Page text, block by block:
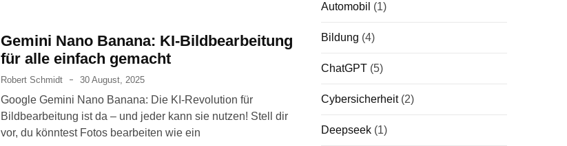
Gemini Nano Banana: KI-Bildbearbeitung
für alle einfach gemacht
Robert Schmidt 30 August, 2025
Google Gemini Nano Banana: Die KI-Revolution für
Bildbearbeitung ist da – und jeder kann sie nutzen! Stell dir
vor, du könntest Fotos bearbeiten wie ein
Automobil (1)
Bildung (4)
ChatGPT (5)
Cybersicherheit(2)
Deepseek (1)